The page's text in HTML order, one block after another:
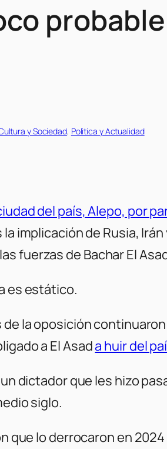
y Sociedad, Politica y Actualidad
del país, Alepo, por
implicación de Rusia,
fuerzas de Bachar El
es estático.
la oposición
a El Asada huir del
dictador que les hizo
siglo.
que lo derrocaron en